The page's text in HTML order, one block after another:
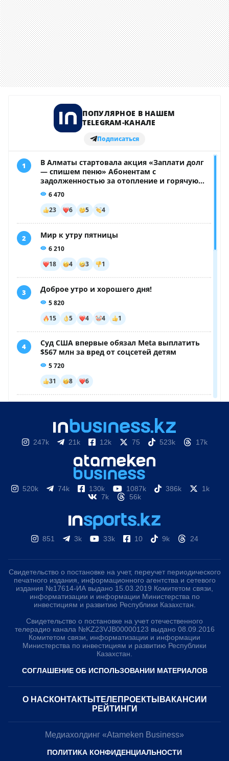
247k 21k 12k 75 523k 17k
520k 74k 130k 1087k 386k
1k
7k
56k
851 3k 33k 10 9k 24
Свидетельство о постановке на учет, переучет периодического
печатного издания, информационного агентства и сетевого
издания №17614-ИА выдано 15.03.2019 Комитетом связи,
информатизации и информации Министерства по
инвестициям и развитию Республики Казахстан.
Свидетельство о постановке на учет отечественного
телерадио канала №KZ23VJB00000123 выдано 08.09.2016
Комитетом связи, информатизации и информации
Министерства по инвестициям и развитию Республики
Казахстан.
СОГЛАШЕНИЕ ОБ ИСПОЛЬЗОВАНИИ МАТЕРИАЛОВ
О НАС КОНТАКТЫ ТЕЛЕПРОЕКТЫ ВАКАНСИИ
РЕЙТИНГИ
Медиахолдинг «Atameken Business»
ПОЛИТИКА КОНФИДЕНЦИАЛЬНОСТИ